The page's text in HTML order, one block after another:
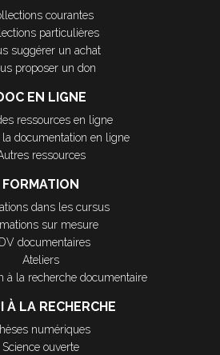
courantes
particulières
suggérer un achat
proposer un don
EN LIGNE
ressources en ligne
documentation en ligne
ressources
FORMATION
dans les cursus
sur mesure
documentaires
Ateliers
à la recherche documentaire
À LA RECHERCHE
numériques
Science ouverte